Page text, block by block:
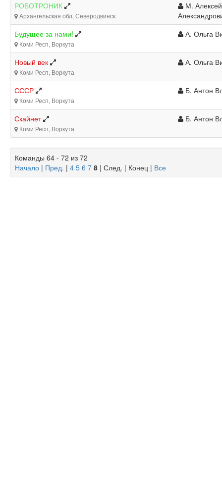
РОБОТРОНИК
Архангельская обл, Северодвинск
М. Алексей
Будущее за нами!
Коми Респ, Воркута
А. Ольга
Новый век
Коми Респ, Воркута
А. Ольга
СССР
Коми Респ, Воркута
Б. Антон
Скайнет
Коми Респ, Воркута
Б. Антон
Команды 64 - 72 из 72
Начало | Пред. | 4 5 6 7 8 | След. | Конец | Все